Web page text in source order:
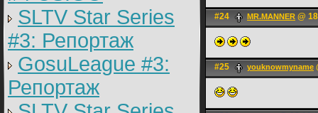
SLTV Star Series
#3: Репортаж
GosuLeague #3:
Репортаж
#24 MR.MANNER @
#25 youknowmyname